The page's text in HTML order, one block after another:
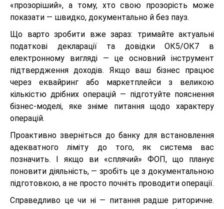
«прозоріший», а тому, хто свою прозорість може
показати — швидко, документально й без пауз.
Що варто зробити вже зараз: тримайте актуальні
податкові декларації та довідки ОК5/ОК7 в
електронному вигляді — це основний інструмент
підтвердження доходів. Якщо ваш бізнес працює
через еквайринг або маркетплейси з великою
кількістю дрібних операцій — підготуйте пояснення
бізнес-моделі, яке зніме питання щодо характеру
операцій.
Проактивно зверніться до банку для встановлення
адекватного ліміту до того, як система вас
позначить. І якщо ви «сплячий» ФОП, що планує
поновити діяльність, — зробіть це з документальною
підготовкою, а не просто почніть проводити операції.
Справедливо це чи ні — питання радше риторичне.